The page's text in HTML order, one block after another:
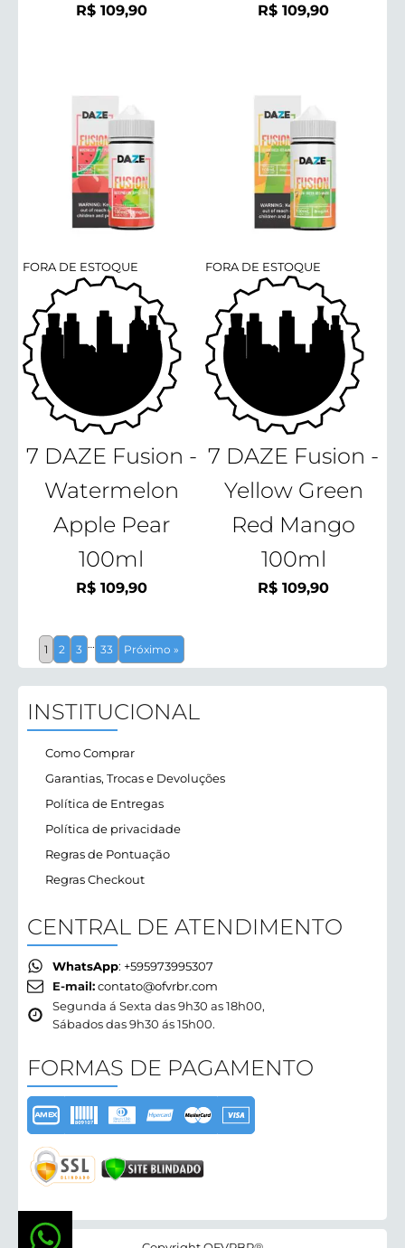
R$109,90 R$ 109,90
FORA DE ESTOQUE
7 DAZE Fusion -
Watermelon
Apple Pear
100ml
R$109,90
FORA DE ESTOQUE
7 DAZE Fusion -
Yellow Green
Red Mango
100ml
R$ 109,90
1 2 3 … 33 Próximo »
INSTITUCIONAL
Como Comprar
Garantias, Trocas e Devoluções
Política de Entregas
Política de privacidade
Regras de Pontuação
Regras Checkout
CENTRAL DE ATENDIMENTO
WhatsApp: +595973995307
E-mail:contato@ofvrbr.com
Segunda á Sexta das 9h30 as 18h00,
Sábados das 9h30 ás 15h00.
FORMAS DE PAGAMENTO